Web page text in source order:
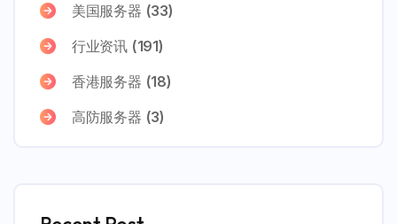
美国服务器 (33)
行业资讯 (191)
香港服务器 (18)
高防服务器 (3)